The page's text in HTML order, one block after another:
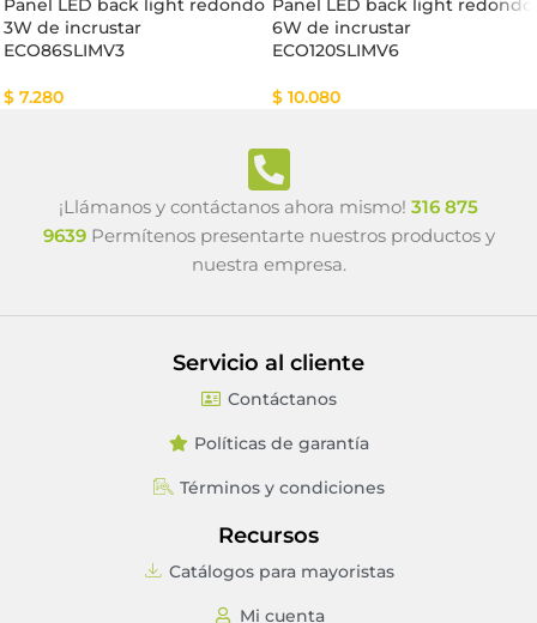
Panel LED back light redondo
3W de incrustar
ECO86SLIMV3
$ 7.280
Panel LED back light redondo
6W de incrustar
ECO120SLIMV6
$ 10.080
¡Llámanos y contáctanos ahora mismo! 316 875
9639Permítenos presentarte nuestros productos y
nuestra empresa.
Servicio al cliente
Contáctanos
Políticas de garantía
Términos y condiciones
Recursos
Catálogos para mayoristas
Mi cuenta